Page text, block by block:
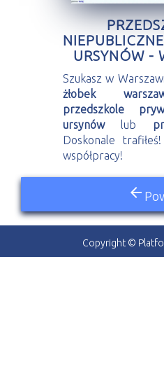
URSYNÓW -
Szukasz w
żłobek
przedszkole
ursynówlub
Doskonale
współpracy!
arrow_back
Copyright ©